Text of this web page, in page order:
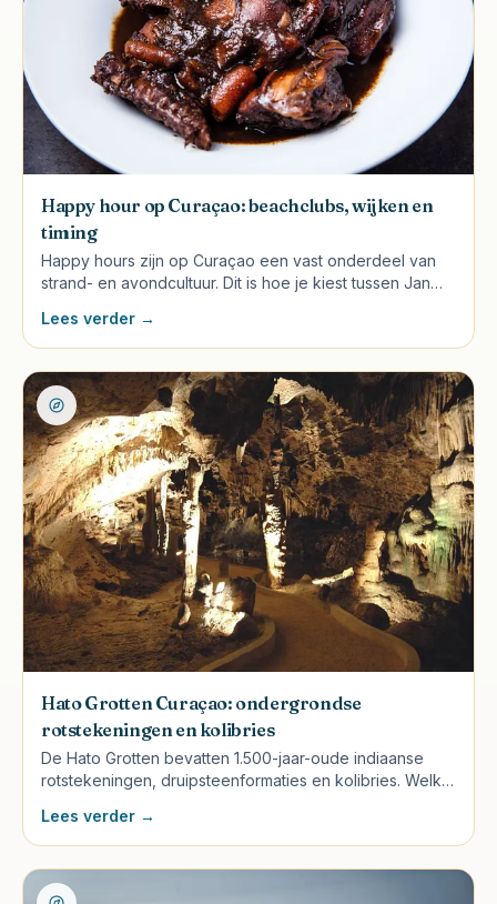
Happy hour op Curaçao: beachclubs, wijken en
timing
Happy hours zijn op Curaçao een vast onderdeel van
strand- en avondcultuur. Dit is hoe je kiest tussen Jan
Lees verder →
Hato Grotten Curaçao: ondergrondse
rotstekeningen en kolibries
De Hato Grotten bevatten 1.500-jaar-oude indiaanse
rotstekeningen, druipsteenformaties en kolibries. Welke
grotten.
Lees verder →